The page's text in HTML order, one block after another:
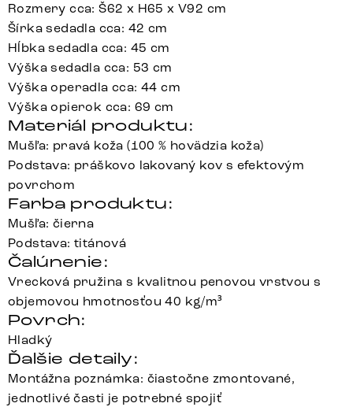
Rozmery cca: Š62 x H65 x V92 cm
Šírka sedadla cca: 42 cm
Hĺbka sedadla cca: 45 cm
Výška sedadla cca: 53 cm
Výška operadla cca: 44 cm
Výška opierok cca: 69 cm
Materiál produktu:
Mušľa: pravá koža (100 % hovädzia koža)
Podstava: práškovo lakovaný kov s efektovým
povrchom
Farba produktu:
Mušľa: čierna
Podstava: titánová
Čalúnenie:
Vrecková pružina s kvalitnou penovou vrstvou s
objemovou hmotnosťou 40 kg/m³
Povrch:
Hladký
Ďalšie detaily:
Montážna poznámka: čiastočne zmontované,
jednotlivé časti je potrebné spojiť